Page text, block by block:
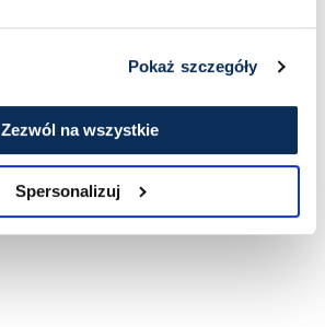
Pokaż szczegóły
Zezwól na wszystkie
Spersonalizuj